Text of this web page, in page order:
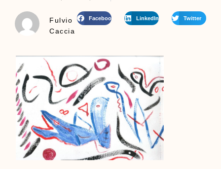
Fulvio
Caccia
Facebook LinkedIn Twitter